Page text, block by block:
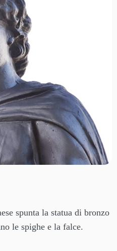
spunta la statua di bronzo
le spighe e la falce.